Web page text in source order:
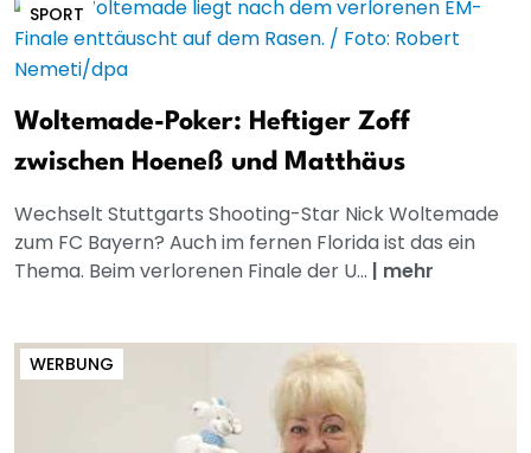
SPORT
Woltemade-Poker: Heftiger Zoff
zwischen Hoeneß und Matthäus
Wechselt Stuttgarts Shooting-Star Nick Woltemade
zum FC Bayern? Auch im fernen Florida ist das ein
Thema. Beim verlorenen Finale der U... | mehr
WERBUNG